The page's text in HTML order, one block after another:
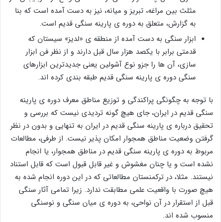
مثلث بین مراغه، تبریز و میانه، نیز به دست آمده است که بنا
به گزارش، متعلق به دوره ی پارینه سنگی قدیم است.
ابزار سنگی به دست آمده از منطقه ی «لدیز» سیستان که
قدمتی برابر با یکصد هزار سال قبل دارند و از نظر فن ابزار
سازی، آن ها را جزو نوع آشولین یعنی جدیدترین ابزارهای
سنگی دوره ی پارینه سنگی قدیم طبقه بندی کرده اند.
با توجه به چگونگی پراکندگی و توزیع مناطق معرف دوره ی پارینه
سنگی قدیم در ایران، جای هیچ گونه تردیدی نیست که بررسی و
تحقیق درباره ی پارینه سنگی قدیم در ایران به تنهایی و بدون در نظر
گرفتن وضعیت مناطق همجوار امکان پذیر نیست. از طرفی، مطالعات
مربوط به دوره ی پارینه سنگی قدیم در مناطق همجوار، یا انجام
نشده است و یا چنان مغشوش و غیر قابل قبول است که قابل استناد
نیستند. مثلا، در ترکمنستان مطالعاتی که در این دوره انجام شده به
هیچ صورت با واقعیت علمی مطابقت ندارد. زیرا تمامی آثار سنگی
قبل از استقرار در آن نواحی، به دوره ی میان سنگی و نوسنگی
منسوب شده اند.